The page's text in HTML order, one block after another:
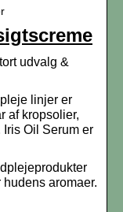
udvalg &
linjer er
af kropsolier,
Oil Serum er
aromaer.